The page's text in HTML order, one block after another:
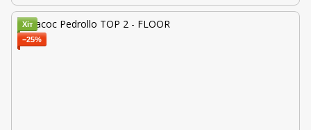
Хіт
−25%